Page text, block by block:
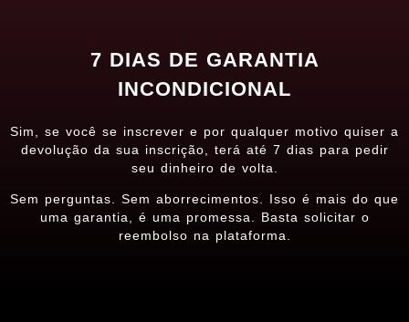
7 DIAS DE GARANTIA
INCONDICIONAL
Sim, se você se inscrever e por qualquer motivo quiser a
devolução da sua inscrição, terá até 7 dias para pedir
seu dinheiro de volta.
Sem perguntas. Sem aborrecimentos. Isso é mais do que
uma garantia, é uma promessa. Basta solicitar o
reembolso na plataforma.